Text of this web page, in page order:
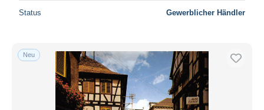
Status Gewerblicher Händler
Neu